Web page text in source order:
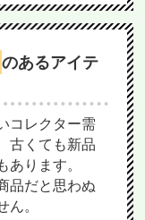
のあるアイテ
コレクター需
古くても新品
ります。
品だと思わぬ
。